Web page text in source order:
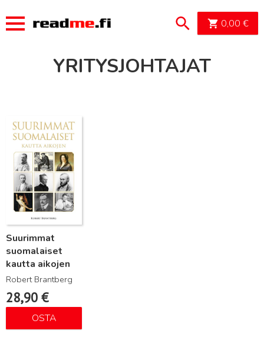
0,00 €
YRITYSJOHTAJAT
Suurimmat
suomalaiset
kautta aikojen
Robert Brantberg
28,90 €
OSTA
Lue lisää